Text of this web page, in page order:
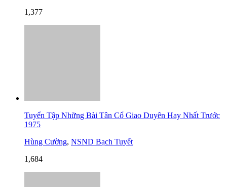
1,377
Tuyển Tập Những Bài Tân Cổ Giao Duyên Hay Nhất Trước
1975
Hùng Cường, NSND Bạch Tuyết
1,684